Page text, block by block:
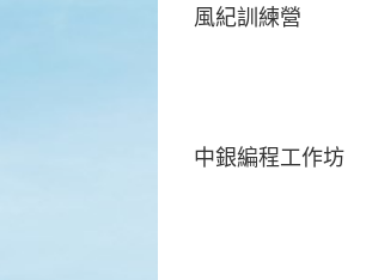
風紀訓練營
中銀編程工作坊